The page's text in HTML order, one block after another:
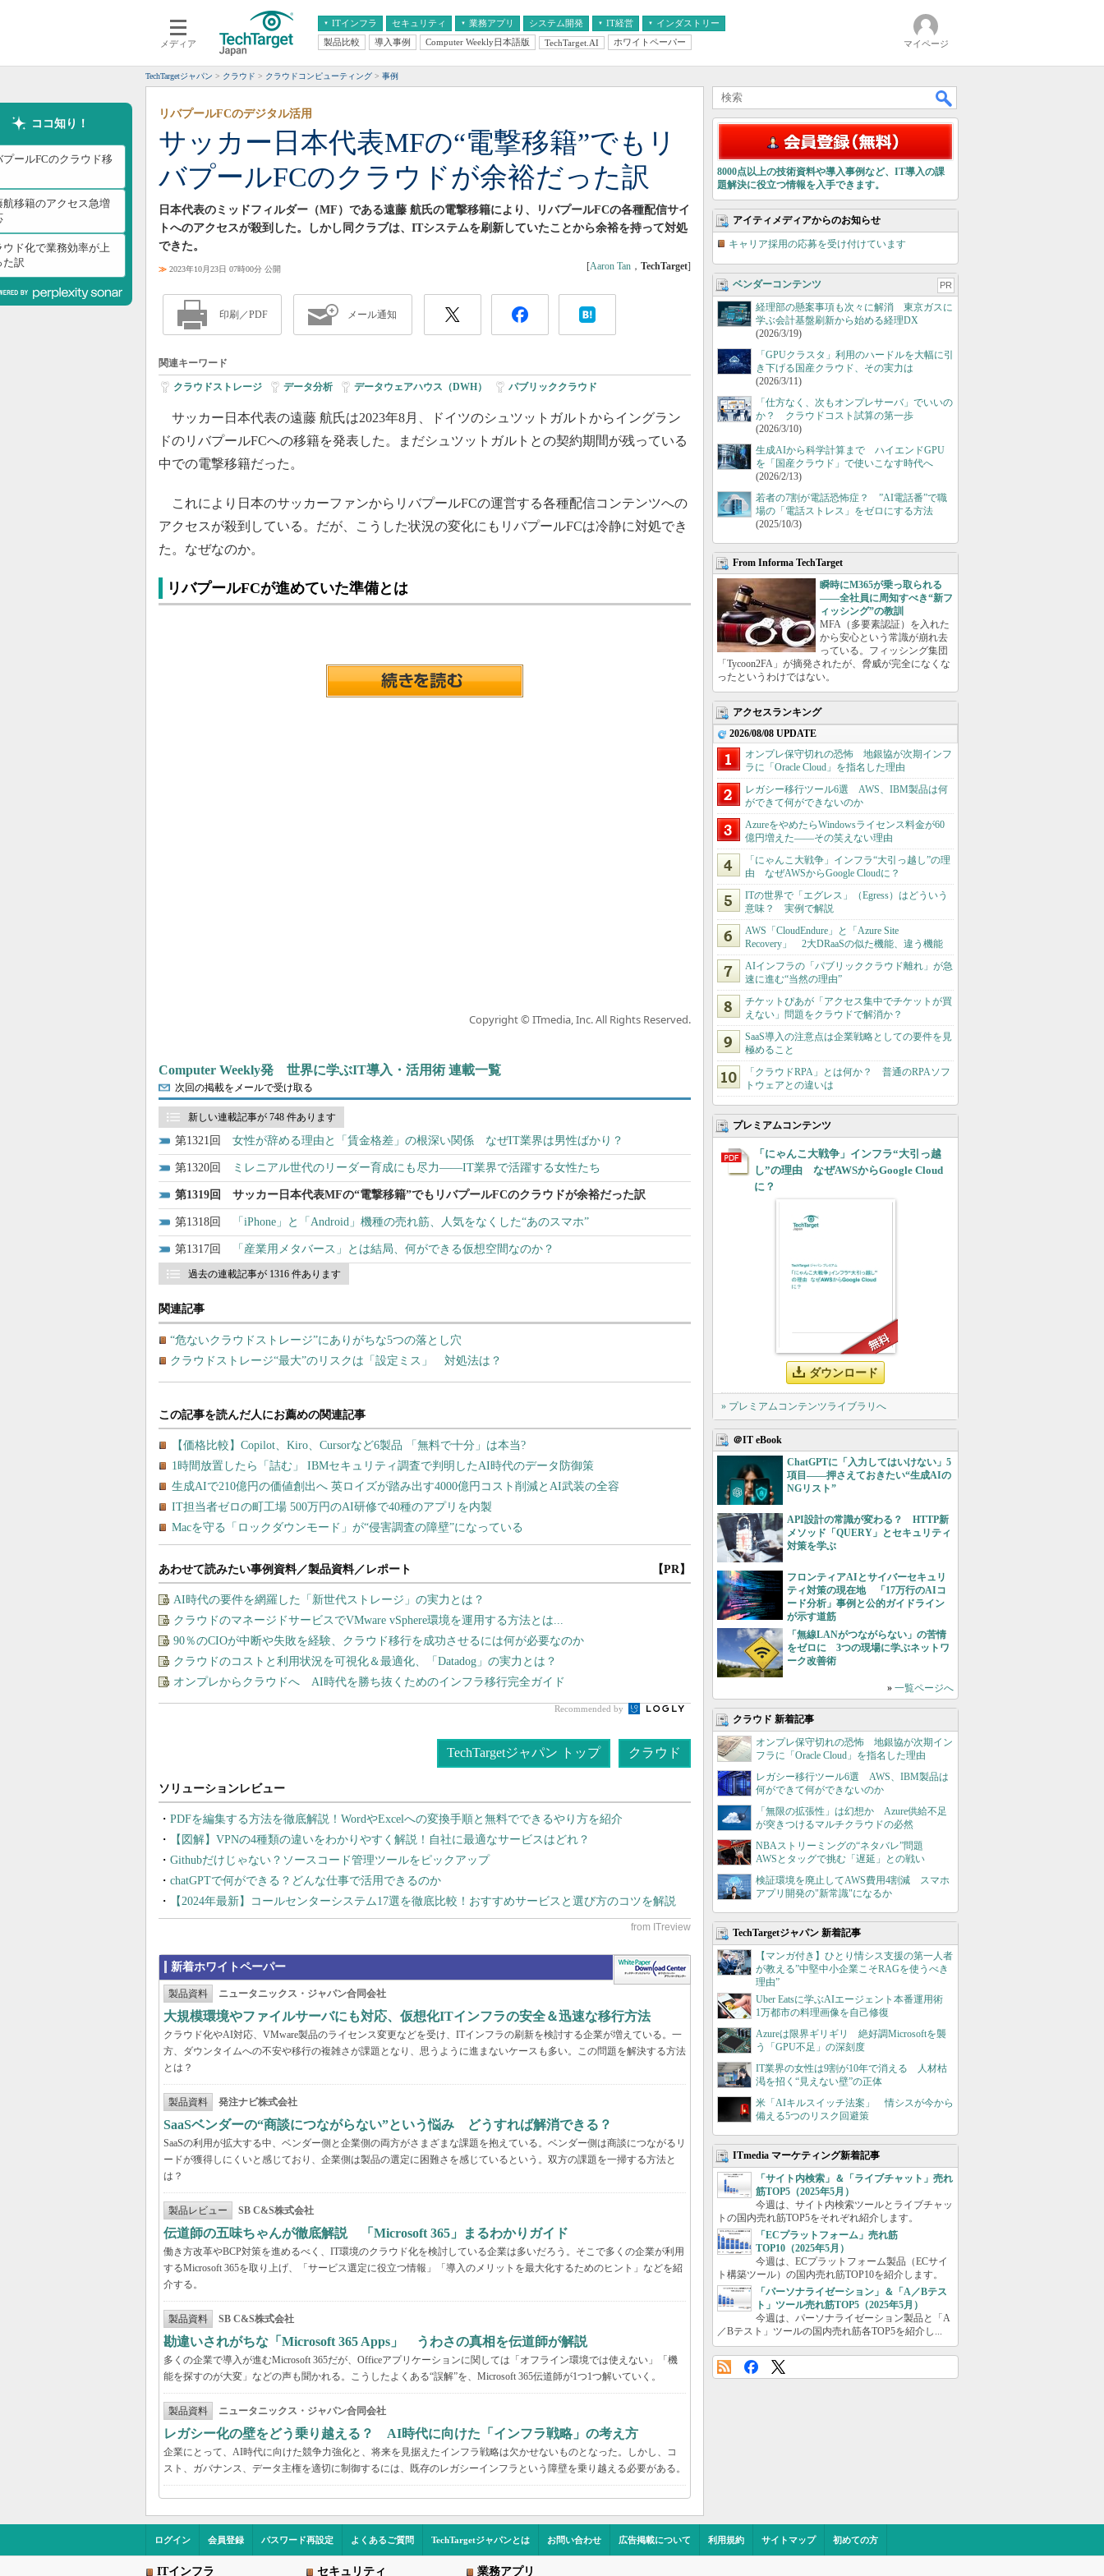
メディア
ITインフラ
クラウド
スマートモバイル
ネットワーク
システム運用管理
セキュリティ 業務アプリ
エンタープライズAI
ERP
CX
情報系システム
システム開発 IT経営
経営とIT
インダストリー
医療IT
製品比較 導入事例 Computer Weekly日本語版 TechTarget.AI ホワイトペーパー マイページ
TechTargetジャパン クラウド クラウドコンピューティング 事例
ココ知り！
プールFCのクラウド移
航移籍のアクセス急増
ウド化で業務効率が上
た訳
サッカー日本代表MFの“電撃移籍”でもリ
バプールFCのクラウドが余裕だった訳
リバプールFCのデジタル活用
日本代表のミッドフィルダー（MF）である遠藤 航氏の電撃移籍により、リバプールFCの各種配信サイ
トへのアクセスが殺到した。しかし同クラブは、ITシステムを刷新していたことから余裕を持って対処
できた。
≫ 2023年10月23日 07時00分 公開 [Aaron Tan ， TechTarget]
印刷／PDF メール通知
関連キーワード
クラウドストレージ データ分析 データウェアハウス（DWH） パブリッククラウド
サッカー日本代表の遠藤 航氏は2023年8月、ドイツのシュツットガルトからイングラン
ドのリバプールFCへの移籍を発表した。まだシュツットガルトとの契約期間が残っている
中での電撃移籍だった。
これにより日本のサッカーファンからリバプールFCの運営する各種配信コンテンツへの
アクセスが殺到している。だが、こうした状況の変化にもリバプールFCは冷静に対処でき
た。なぜなのか。
リバプールFCが進めていた準備とは
Copyright © ITmedia, Inc. All Rights Reserved.
Computer Weekly発 世界に学ぶIT導入・活用術 連載一覧
次回の掲載をメールで受け取る
新しい連載記事が 748 件あります
1321 女性が辞める理由と「賃金格差」の根深い関係 なぜIT業界は男性ばかり？
1320 ミレニアル世代のリーダー育成にも尽力――IT業界で活躍する女性たち
1319 サッカー日本代表MFの“電撃移籍”でもリバプールFCのクラウドが余裕だった訳
1318 「iPhone」と「Android」機種の売れ筋、人気をなくした“あのスマホ”
1317 「産業用メタバース」とは結局、何ができる仮想空間なのか？
過去の連載記事が 1316 件あります
関連記事
“危ないクラウドストレージ”にありがちな5つの落とし穴
クラウドストレージ“最大”のリスクは「設定ミス」 対処法は？
あわせて読みたい事例資料／製品資料／レポート 【PR】
AI時代の要件を網羅した「新世代ストレージ」の実力とは？
クラウドのマネージドサービスでVMware vSphere環境を運用する方法とは...
90％のCIOが中断や失敗を経験、クラウド移行を成功させるには何が必要なのか
クラウドのコストと利用状況を可視化＆最適化、「Datadog」の実力とは？
オンプレからクラウドへ AI時代を勝ち抜くためのインフラ移行完全ガイド
Recommended by
TechTargetジャパン トップ クラウド
PDFを編集する方法を徹底解説！WordやExcelへの変換手順と無料でできるやり方を紹介
【図解】VPNの4種類の違いをわかりやすく解説！自社に最適なサービスはどれ？
Githubだけじゃない？ソースコード管理ツールをピックアップ
chatGPTで何ができる？どんな仕事で活用できるのか
【2024年最新】コールセンターシステム17選を徹底比較！おすすめサービスと選び方のコツを解説
新着ホワイトペーパー
製品資料 ニュータニックス・ジャパン合同会社
大規模環境やファイルサーバにも対応、仮想化ITインフラの安全＆迅速な移行方法
クラウド化やAI対応、VMware製品のライセンス変更などを受け、ITインフラの刷新を検討する企業が増えている。一
方、ダウンタイムへの不安や移行の複雑さが課題となり、思うように進まないケースも多い。この問題を解決する方法
とは？
製品資料 発注ナビ株式会社
SaaSベンダーの“商談につながらない”という悩み どうすれば解消できる？
SaaSの利用が拡大する中、ベンダー側と企業側の両方がさまざまな課題を抱えている。ベンダー側は商談につながるリ
ードが獲得しにくいと感じており、企業側は製品の選定に困難さを感じているという。双方の課題を一掃する方法と
は？
製品レビュー SB C&S株式会社
伝道師の五味ちゃんが徹底解説 「Microsoft 365」まるわかりガイド
働き方改革やBCP対策を進めるべく、IT環境のクラウド化を検討している企業は多いだろう。そこで多くの企業が利用
するMicrosoft 365を取り上げ、「サービス選定に役立つ情報」「導入のメリットを最大化するためのヒント」などを紹
介する。
製品資料 SB C&S株式会社
勘違いされがちな「Microsoft 365 Apps」 うわさの真相を伝道師が解説
多くの企業で導入が進むMicrosoft 365だが、Officeアプリケーションに関しては「オフライン環境では使えない」「機
能を探すのが大変」などの声も聞かれる。こうしたよくある“誤解”を、Microsoft 365伝道師が1つ1つ解いていく。
製品資料 ニュータニックス・ジャパン合同会社
レガシー化の壁をどう乗り越える？ AI時代に向けた「インフラ戦略」の考え方
企業にとって、AI時代に向けた競争力強化と、将来を見据えたインフラ戦略は欠かせないものとなった。しかし、コ
スト、ガバナンス、データ主権を適切に制御するには、既存のレガシーインフラという障壁を乗り越える必要がある。
8000点以上の技術資料や導入事例など、IT導入の課
題解決に役立つ情報を入手できます。
アイティメディアからのお知らせ
キャリア採用の応募を受け付けています
ベンダーコンテンツ PR
経理部の懸案事項も次々に解消 東京ガスに
学ぶ会計基盤刷新から始める経理DX
(2026/3/19)
「GPUクラスタ」利用のハードルを大幅に引
き下げる国産クラウド、その実力は
(2026/3/11)
「仕方なく、次もオンプレサーバ」でいいの
か？ クラウドコスト試算の第一歩
(2026/3/10)
生成AIから科学計算まで ハイエンドGPU
を「国産クラウド」で使いこなす時代へ
(2026/2/13)
若者の7割が電話恐怖症？ ”AI電話番”で職
場の「電話ストレス」をゼロにする方法
(2025/10/3)
From Informa TechTarget
瞬時にM365が乗っ取られる
――全社員に周知すべき“新フ
ィッシング”の教訓
MFA（多要素認証）を入れた
から安心という常識が崩れ去
っている。フィッシング集団
「Tycoon2FA」が摘発されたが、脅威が完全になくな
ったというわけではない。
アクセスランキング
2026/08/08 UPDATE
オンプレ保守切れの恐怖 地銀協が次期インフ
ラに「Oracle Cloud」を指名した理由
レガシー移行ツール6選 AWS、IBM製品は何
ができて何ができないのか
AzureをやめたらWindowsライセンス料金が60
億円増えた――その笑えない理由
「にゃんこ大戦争」インフラ“大引っ越し”の理
由 なぜAWSからGoogle Cloudに？
ITの世界で「エグレス」（Egress）はどういう
意味？ 実例で解説
AWS「CloudEndure」と「Azure Site
Recovery」 2大DRaaSの似た機能、違う機能
AIインフラの「パブリッククラウド離れ」が急
速に進む“当然の理由”
チケットぴあが「アクセス集中でチケットが買
えない」問題をクラウドで解消か？
SaaS導入の注意点は企業戦略としての要件を見
極めること
「クラウドRPA」とは何か？ 普通のRPAソフ
トウェアとの違いは
プレミアムコンテンツ
「にゃんこ大戦争」インフラ“大引っ越
し”の理由 なぜAWSからGoogle Cloud
に？
ダウンロード
» プレミアムコンテンツライブラリへ
＠IT eBook
ChatGPTに「入力してはいけない」5
項目――押さえておきたい“生成AIの
NGリスト”
API設計の常識が変わる？ HTTP新
メソッド「QUERY」とセキュリティ
対策を学ぶ
フロンティアAIとサイバーセキュリ
ティ対策の現在地 「17万行のAIコ
ード分析」事例と公的ガイドライン
が示す道筋
「無線LANがつながらない」の苦情
をゼロに 3つの現場に学ぶネットワ
ーク改善術
» 一覧ページへ
クラウド 新着記事
オンプレ保守切れの恐怖 地銀協が次期イン
フラに「Oracle Cloud」を指名した理由
レガシー移行ツール6選 AWS、IBM製品は
何ができて何ができないのか
「無限の拡張性」は幻想か Azure供給不足
が突きつけるマルチクラウドの必然
NBAストリーミングの“ネタバレ”問題
AWSとタッグで挑む「遅延」との戦い
検証環境を廃止してAWS費用4割減 スマホ
アプリ開発の"新常識"になるか
TechTargetジャパン 新着記事
【マンガ付き】ひとり情シス支援の第一人者
が教える”中堅中小企業こそRAGを使うべき
理由”
Uber Eatsに学ぶAIエージェント本番運用術
1万都市の料理画像を自己修復
Azureは限界ギリギリ 絶好調Microsoftを襲
う「GPU不足」の深刻度
IT業界の女性は9割が10年で消える 人材枯
渇を招く“見えない壁”の正体
米「AIキルスイッチ法案」 情シスが今から
備える5つのリスク回避策
ITmedia マーケティング新着記事
「サイト内検索」＆「ライブチャット」売れ
筋TOP5（2025年5月）
今週は、サイト内検索ツールとライブチャッ
トの国内売れ筋TOP5をそれぞれ紹介します。
「ECプラットフォーム」売れ筋
TOP10（2025年5月）
今週は、ECプラットフォーム製品（ECサイ
ト構築ツール）の国内売れ筋TOP10を紹介します。
「パーソナライゼーション」＆「A／Bテス
ト」ツール売れ筋TOP5（2025年5月）
今週は、パーソナライゼーション製品と「A
／Bテスト」ツールの国内売れ筋各TOP5を紹介し...
ログイン 会員登録 パスワード再設定 よくあるご質問 TechTargetジャパンとは お問い合わせ 広告掲載について 利用規約 サイトマップ 初めての方
ITインフラ セキュリティ 業務アプリ